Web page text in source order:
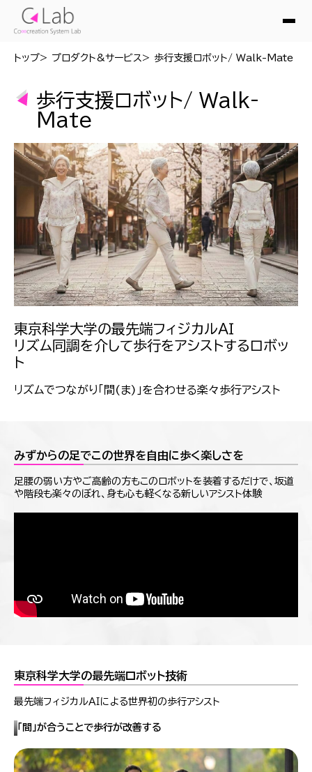
トップ プロダクト&サービス 歩行支援ロボット/ Walk-Mate
歩行支援ロボット/ Walk-
Mate
東京科学大学の最先端フィジカルＡＩ
リズム同調を介して歩行をアシストするロボッ
ト
リズムでつながり「間(ま)」を合わせる楽々歩行アシスト
みずからの足でこの世界を自由に歩く楽しさを
足腰の弱い方やご高齢の方もこのロボットを装着するだけで、坂道
や階段も楽々のぼれ、身も心も軽くなる新しいアシスト体験
東京科学大学の最先端ロボット技術
最先端フィジカルＡＩによる世界初の歩行アシスト
「間」が合うことで歩行が改善する